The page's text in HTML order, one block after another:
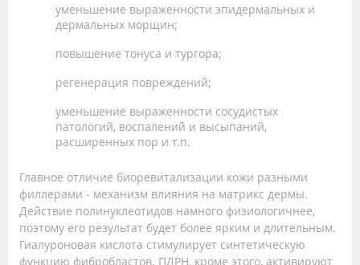
уменьшение выраженности эпидермальных и
дермальных морщин;
повышение тонуса и тургора;
регенерация повреждений;
уменьшение выраженности сосудистых
патологий, воспалений и высыпаний,
расширенных пор и т.п.
Главное отличие биоревитализации кожи разными
филлерами - механизм влияния на матрикс дермы.
Действие полинуклеотидов намного физиологичнее,
поэтому его результат будет более ярким и длительным.
Гиалуроновая кислота стимулирует синтетическую
функцию фибробластов. ПДРН, кроме этого, активируют